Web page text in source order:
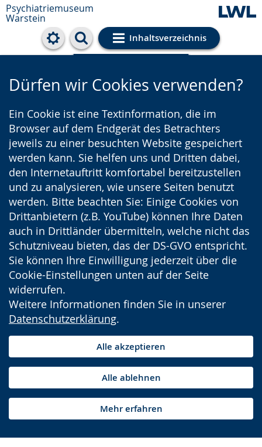
Psychiatriemuseum
Warstein
Inhaltsverzeichnis
Cookie-Einstellungen
Dürfen wir Cookies verwenden?
Ein Cookie ist eine Textinformation, die im
Browser auf dem Endgerät des Betrachters
jeweils zu einer besuchten Website gespeichert
werden kann. Sie helfen uns und Dritten dabei,
den Internetauftritt komfortabel bereitzustellen
und zu analysieren, wie unsere Seiten benutzt
werden. Bitte beachten Sie: Einige Cookies von
Drittanbietern (z.B. YouTube) können Ihre Daten
auch in Drittländer übermitteln, welche nicht das
Schutzniveau bieten, das der DS-GVO entspricht.
Sie können Ihre Einwilligung jederzeit über die
Cookie-Einstellungen unten auf der Seite
widerrufen.
Weitere Informationen finden Sie in unserer
Datenschutzerklärung.
Alle akzeptieren
Alle ablehnen
Mehr erfahren